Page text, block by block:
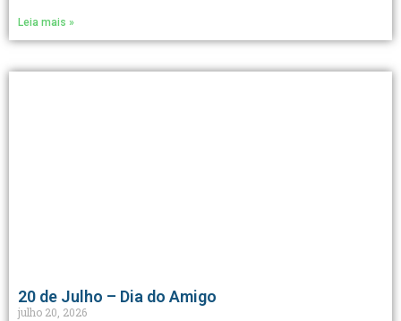
Leia mais »
20 de Julho – Dia do Amigo
julho 20, 2026